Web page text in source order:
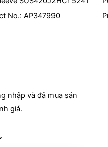
No.: AP347990
nhập và đã mua sản
giá.